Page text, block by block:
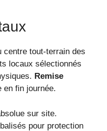
centre tout-terrain des
locaux sélectionnés
Remise
en fin journée.
sur site.
pour protection